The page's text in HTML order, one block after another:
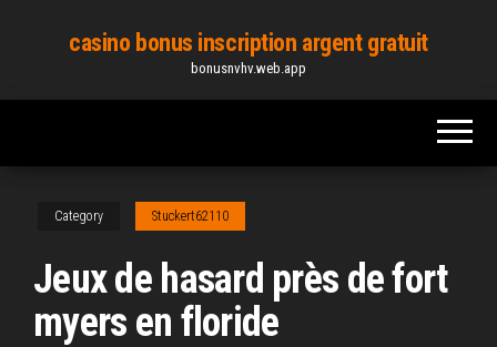
content
casino bonus inscription argent gratuit
bonusnvhv.web.app
Category Stuckert62110
Jeux de hasard près de fort
myers en floride